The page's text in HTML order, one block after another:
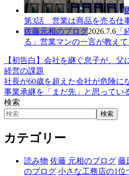
第3話 営業は商品を売る仕
佐藤元相のブログ2026.7.6
る」営業マンの一言が教え
【初告白】会社を継ぐ息子が、
経営の課題
社長が60歳を超えた会社が危険に
事業承継を「まだ先」と思ってい
検索
検索
カテゴリー
読み物 佐藤 元相のブログ 藤
のブログ 小さな工務店の1位